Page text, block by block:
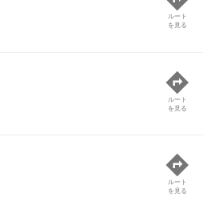
ルート
を見る
ルート
を見る
ルート
を見る